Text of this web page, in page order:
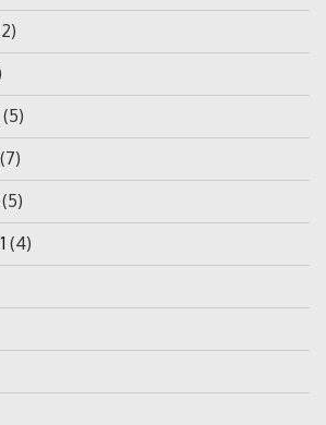
(5)
(7)
(5)
(4)